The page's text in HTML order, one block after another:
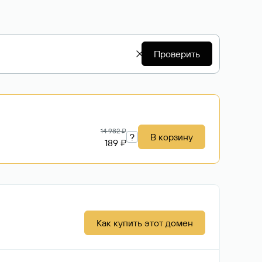
Проверить
14 982 ₽
189 ₽ ? В корзину
Как купить этот домен